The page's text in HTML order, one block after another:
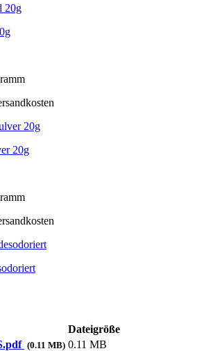
20g
Dateigröße
(0.11 MB) 0.11 MB